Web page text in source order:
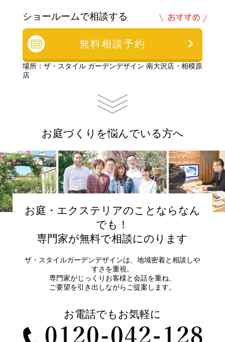
ショールームで相談する
無料相談予約
場所：ザ・スタイル ガーデンデザイン 南大沢店・相模原
店
お庭づくりを悩んでいる方へ
お庭・エクステリアのことならなん
でも！
専門家が無料で相談にのります
ザ・スタイルガーデンデザインは、地域密着と相談しや
すさを重視。
専門家がじっくりお客様と会話を重ね、
ご要望を引き出しながらご提案します。
お電話でもお気軽に